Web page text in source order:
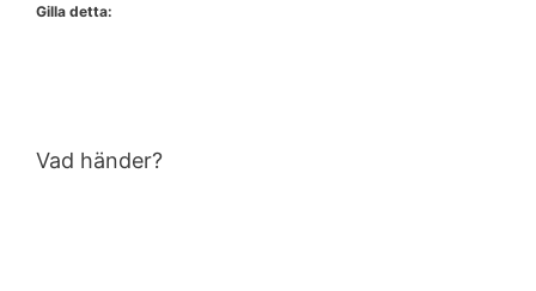
Gilla detta:
Vad händer?